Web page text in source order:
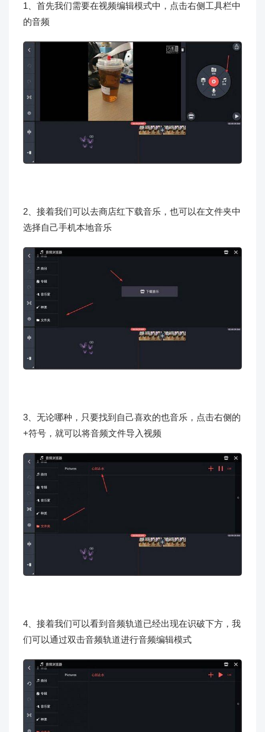
1、首先我们需要在视频编辑模式中，点击右侧工具栏中
的音频
2、接着我们可以去商店红下载音乐，也可以在文件夹中
选择自己手机本地音乐
3、无论哪种，只要找到自己喜欢的也音乐，点击右侧的
+符号，就可以将音频文件导入视频
4、接着我们可以看到音频轨道已经出现在识破下方，我
们可以通过双击音频轨道进行音频编辑模式